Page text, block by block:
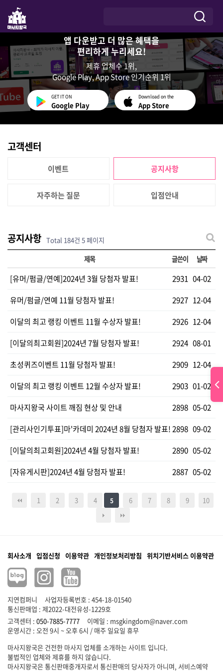
앱 다운받고 더 많은 혜택을
편리하게 누리세요!
제휴 업체수 1위,
Google Play, App Store 인기순위 1위
GET IT ON
Google Play
Download on the
App Store
고객센터
이벤트 공지사항
자주하는 질문 입점안내
공지사항 Total 184건 5 페이지
제목
글쓴이 날짜
[유머/펌글/연예]2024년 3월 당첨자 발표! 2931 04-02
유머/펌글/연예 11월 당첨자 발표!
2927 12-04
이달의 최고 랭킹 이벤트 11월 수상자 발표!
2926 12-04
[이달의최고회원]2024년 7월 당첨자 발표!
2924 08-01
초성퀴즈이벤트 11월 당첨자 발표!
2909 12-04
이달의 최고 랭킹 이벤트 12월 수상자 발표!
2903 01-02
마사지왕국 사이트 깨짐 현상 및 안내
2898 05-02
[관리사인기투표]마'카데미 2024년 8월 당첨자 발표!2898 09-02
[이달의최고회원]2024년 4월 당첨자 발표!
2890 05-02
[자유게시판]2024년 4월 당첨자 발표!
2887 05-02
1 2 3 4 5 6 7 8 9 10
회사소개 입점신청 이용약관 개인정보처리방침 위치기반서비스 이용약관
지연컴퍼니
사업자등록번호 : 454-18-01540
통신판매업 : 제2022-대전유성-1229호
고객센터 : 050-7885-7777 이메일 : msgkingdom@naver.com
마사지왕국은 건전한 마사지 업체를 소개하는 사이트 입니다.
불법적인 업체와 제휴를 하지 않습니다.
마사지왕국은 통신판매중개자로서 통신판매의 당사자가 아니며, 서비스예약